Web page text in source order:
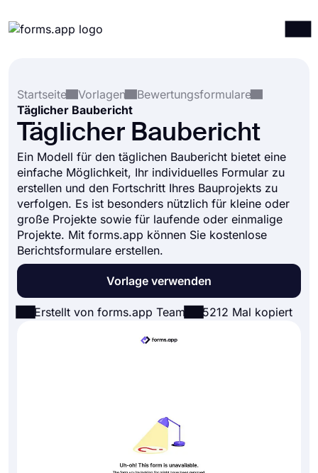
Integrationen
Vorlagen
Ressourcen
Preise
Startseite
Vorlagen
Bewertungsformulare
Täglicher Baubericht
Täglicher Baubericht
Ein Modell für den täglichen Baubericht bietet eine
einfache Möglichkeit, Ihr individuelles Formular zu
erstellen und den Fortschritt Ihres Bauprojekts zu
verfolgen. Es ist besonders nützlich für kleine oder
große Projekte sowie für laufende oder einmalige
Projekte. Mit forms.app können Sie kostenlose
Berichtsformulare erstellen.
Vorlage verwenden
Erstellt von forms.app Team 5212 Mal kopiert